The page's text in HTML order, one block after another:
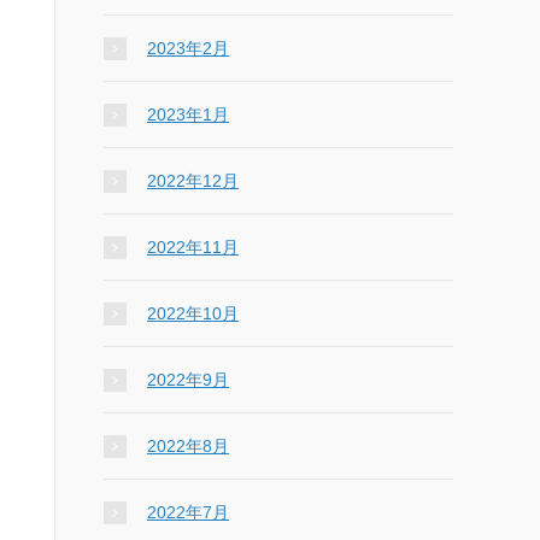
2023年2月
2023年1月
2022年12月
2022年11月
2022年10月
2022年9月
2022年8月
2022年7月